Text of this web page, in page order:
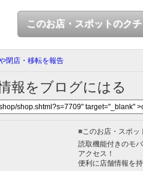
このお店・スポットのク
閉店・移転を報告
報をブログにはる
■このお店・スポッ
読取機能付きのモ
アクセス！
便利に店舗情報を